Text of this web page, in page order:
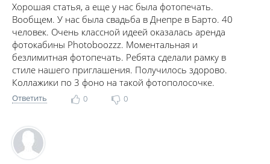
Хорошая статья, а еще у нас была фотопечать.
Вообщем. У нас была свадьба в Днепре в Барто. 40
человек. Очень классной идеей оказалась аренда
фотокабины Photoboozzz. Моментальная и
безлимитная фотопечать. Ребята сделали рамку в
стиле нашего приглашения. Получилось здорово.
Коллажики по 3 фоно на такой фотополосочке.
Ответить 0 0